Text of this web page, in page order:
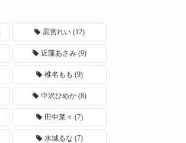
黒宮れい (12)
近藤あさみ (9)
椎名もも (9)
中沢ひめか (8)
田中菜々 (7)
水城るな (7)